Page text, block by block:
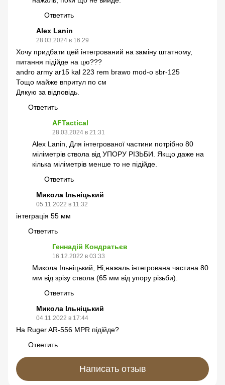
Ответить
Alex Lanin
28.03.2024 в 16:29
Хочу придбати цей інтегрований на заміну штатному,
питання підійде на цю???
andro army ar15 kal 223 rem brawo mod-o sbr-125
Тощо майже впритул по см
Дякую за відповідь.
Ответить
AFTactical
28.03.2024 в 21:31
Alex Lanin, Для інтегрованої частини потрібно 80
міліметрів ствола від УПОРУ РІЗЬБИ. Якщо даже на
кілька міліметрів менше то не підійде.
Ответить
Микола Ільніцький
05.11.2022 в 11:32
інтеграція 55 мм
Ответить
Геннадій Кондратьєв
16.12.2022 в 03:33
Микола Ільніцький, Ні,нажаль інтегрована частина 80
мм від зрізу ствола (65 мм від упору різьби).
Ответить
Микола Ільніцький
04.11.2022 в 17:44
На Ruger AR-556 MPR підійде?
Ответить
Написать отзыв